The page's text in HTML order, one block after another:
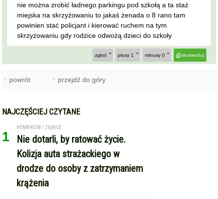
nie można zrobić ładnego parkingu pod szkołą a ta staż
miejska na skrzyżowaniu to jakaś żenada o 8 rano tam
powinien stać policjant i kierować ruchem na tym
skrzyżowaniu gdy rodzice odwożą dzieci do szkoły
skomentuj
minusy 0
plusy 1
zgłoś
powrót przejdź do góry
NAJCZĘŚCIEJ CZYTANE
1
HENRYKÓW / ZIĘBICE
Nie dotarli, by ratować życie.
Kolizja auta strażackiego w
drodze do osoby z zatrzymaniem
krążenia